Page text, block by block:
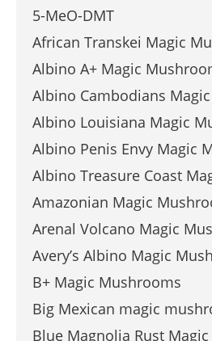
5-MeO-DMT
African Transkei Magic
Albino A+ Magic
Albino Cambodians
Albino Louisiana Magic
Albino Penis Envy Magic
Albino Treasure Coast
Amazonian Magic
Arenal Volcano Magic
Avery’s Albino Magic
B+ Magic Mushrooms
Big Mexican magic
Blue Magnolia Rust